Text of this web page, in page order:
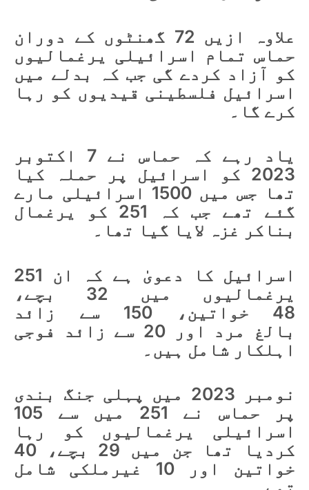
علاوہ ازیں 72 گھنٹوں کے دوران
حماس تمام اسرائیلی یرغمالیوں
کو آزاد کردے گی جب کہ بدلے میں
اسرائیل فلسطینی قیدیوں کو رہا
کرے گا۔
یاد رہے کہ حماس نے 7 اکتوبر
2023 کو اسرائیل پر حملہ کیا
تھا جس میں 1500 اسرائیلی مارے
گئے تھے جب کہ 251 کو یرغمال
بناکر غزہ لایا گیا تھا۔
اسرائیل کا دعویٰ ہے کہ ان 251
یرغمالیوں میں 32 بچے،
48 خواتین، 150 سے زائد
بالغ مرد اور 20 سے زائد فوجی
اہلکار شامل ہیں۔
نومبر 2023 میں پہلی جنگ بندی
پر حماس نے 251 میں سے 105
اسرائیلی یرغمالیوں کو رہا
کردیا تھا جن میں 29 بچے، 40
خواتین اور 10 غیرملکی شامل